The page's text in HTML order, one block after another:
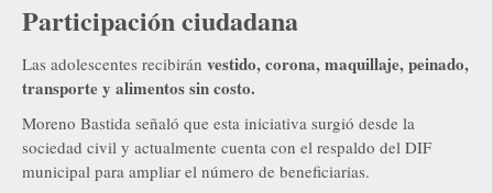
Participación ciudadana
Las adolescentes recibirán vestido, corona, maquillaje, peinado,
transporte y alimentos sin costo.
Moreno Bastida señaló que esta iniciativa surgió desde la
sociedad civil y actualmente cuenta con el respaldo del DIF
municipal para ampliar el número de beneficiarias.